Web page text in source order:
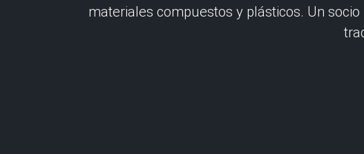
materiales compuestos y plásticos. Un